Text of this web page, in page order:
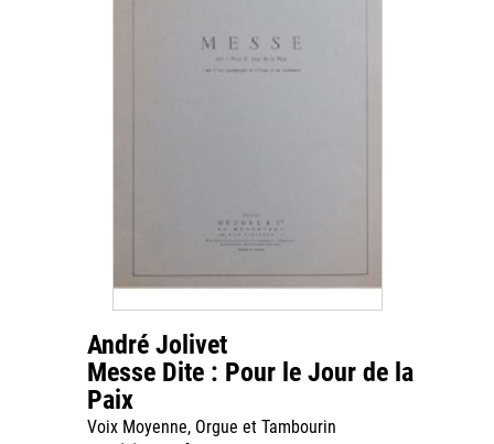
André Jolivet
Messe Dite : Pour le Jour de la
Paix
Voix Moyenne, Orgue et Tambourin